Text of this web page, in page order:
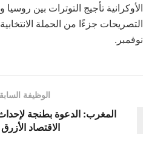
الأوكرانية تأجيج التوترات بين روسيا
التصريحات جزءًا من الحملة
نوفمبر.
الوظيفة
المغرب: الدعوة بطنجة
الاقتصاد الأزرق